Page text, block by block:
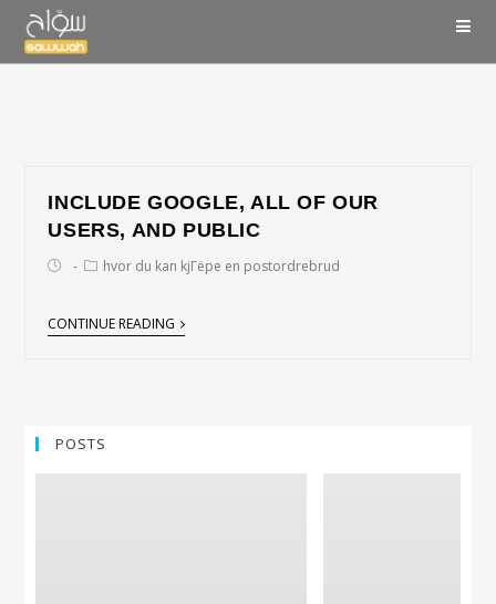
INCLUDE GOOGLE, ALL OF OUR
USERS, AND PUBLIC
hvor du kan kjГёpe en postordrebrud
CONTINUE READING
POSTS